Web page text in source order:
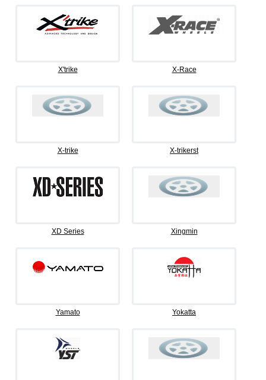
X'trike X-Race
X-trike X-trikerst
XD Series Xingmin
Yamato Yokatta